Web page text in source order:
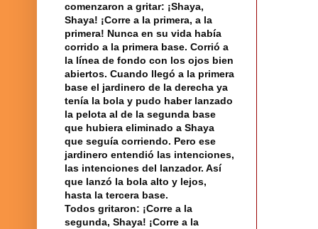
comenzaron a gritar: ¡Shaya,
Shaya! ¡Corre a la primera, a la
primera! Nunca en su vida había
corrido a la primera base. Corrió a
la línea de fondo con los ojos bien
abiertos. Cuando llegó a la primera
base el jardinero de la derecha ya
tenía la bola y pudo haber lanzado
la pelota al de la segunda base
que hubiera eliminado a Shaya
que seguía corriendo. Pero ese
jardinero entendió las intenciones,
las intenciones del lanzador. Así
que lanzó la bola alto y lejos,
hasta la tercera base.
Todos gritaron: ¡Corre a la
segunda, Shaya! ¡Corre a la